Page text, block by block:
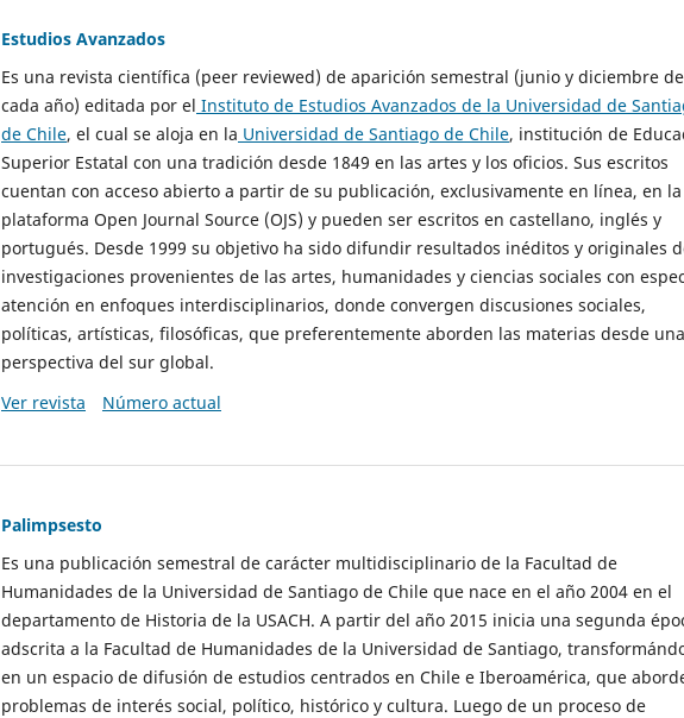
Estudios Avanzados
Es una revista científica (peer reviewed) de aparición semestral (junio y diciembre de
cada año) editada por el Instituto de Estudios Avanzados de la Universidad de
de Chile, el cual se aloja en la Universidad de Santiago de Chile, institución de
Superior Estatal con una tradición desde 1849 en las artes y los oficios. Sus escritos
cuentan con acceso abierto a partir de su publicación, exclusivamente en línea, en la
plataforma Open Journal Source (OJS) y pueden ser escritos en castellano, inglés y
portugués. Desde 1999 su objetivo ha sido difundir resultados inéditos y originales
investigaciones provenientes de las artes, humanidades y ciencias sociales con
atención en enfoques interdisciplinarios, donde convergen discusiones sociales,
políticas, artísticas, filosóficas, que preferentemente aborden las materias desde una
perspectiva del sur global.
Ver revista
Número actual
Palimpsesto
Es una publicación semestral de carácter multidisciplinario de la Facultad de
Humanidades de la Universidad de Santiago de Chile que nace en el año 2004 en el
departamento de Historia de la USACH. A partir del año 2015 inicia una segunda
adscrita a la Facultad de Humanidades de la Universidad de Santiago,
en un espacio de difusión de estudios centrados en Chile e Iberoamérica, que
problemas de interés social, político, histórico y cultura. Luego de un proceso de